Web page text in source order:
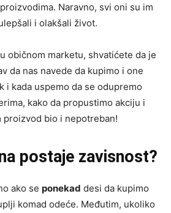
Naravno, svi oni su im
i olakšali život.
običnom marketu, shvatićete da je
da nas navede da kupimo i one
i kada uspemo da se odupremo
kako da propustimo akciju i
proizvod bio i nepotreban!
postaje zavisnost?
ako se ponekad desi da kupimo
komad odeće. Međutim, ukoliko